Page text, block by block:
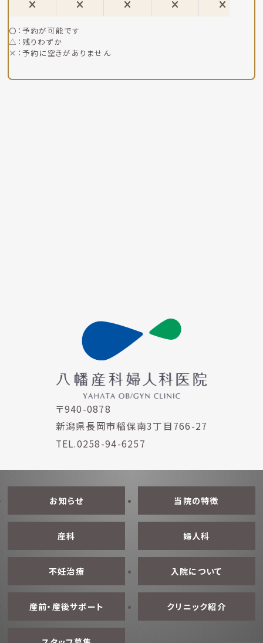
〇：予約が可能です
△：残りわずか
×：予約に空きがありません
〒940-0878
新潟県長岡市稲保南3丁目766-27
TEL.0258-94-6257
お知らせ 当院の特徴
産科 婦人科
不妊治療 入院について
産前・産後サポート クリニック紹介